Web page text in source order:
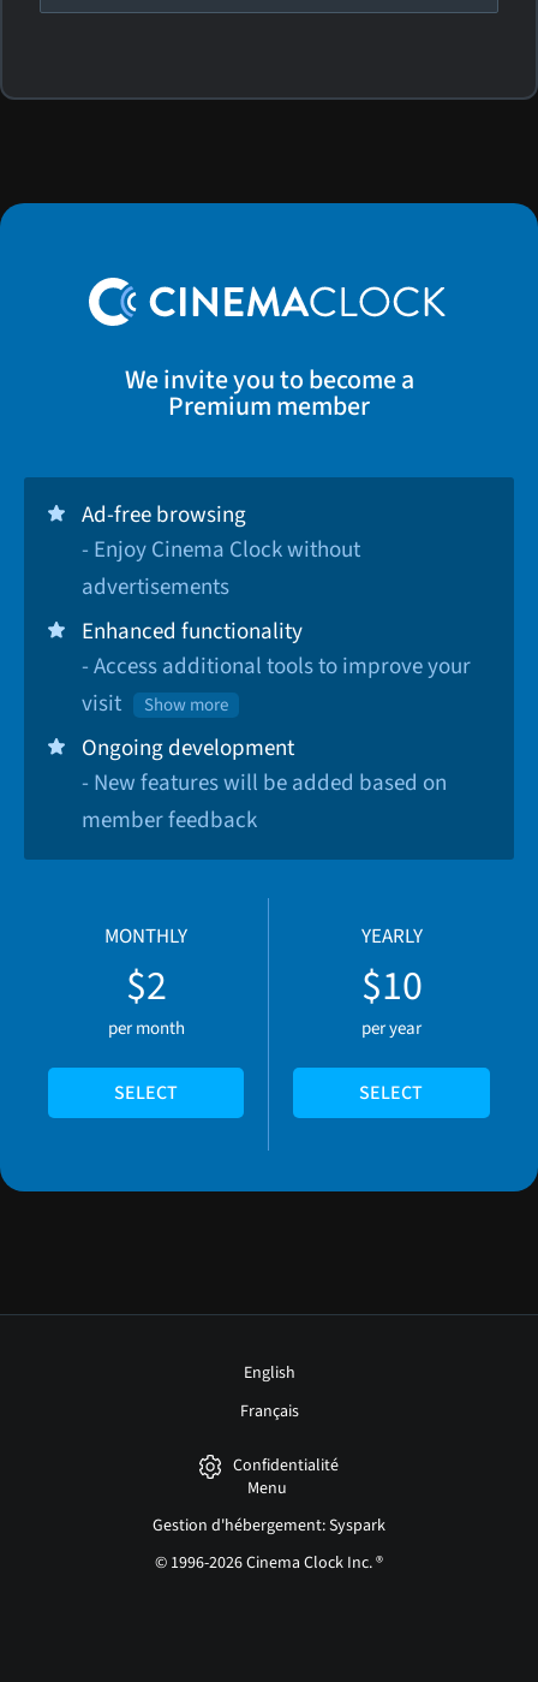
We invite you to become a
Premium member
Ad-free browsing
- Enjoy Cinema Clock without
advertisements
Enhanced functionality
- Access additional tools to improve your
visit
Show more
Ongoing development
- New features will be added based on
member feedback
MONTHLY
$2
per month
SELECT
YEARLY
$10
per year
SELECT
English
Français
Confidentialité
Menu
Gestion d'hébergement: Syspark
© 1996-2026 Cinema Clock Inc. ®